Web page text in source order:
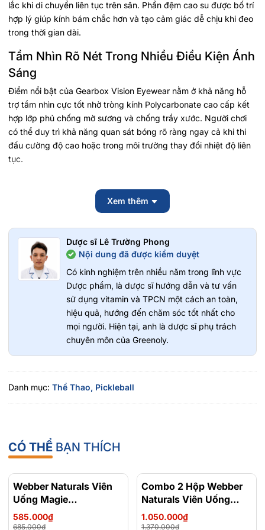
lắc khi di chuyển liên tục trên sân. Phần đệm cao su được bố trí
hợp lý giúp kính bám chắc hơn và tạo cảm giác dễ chịu khi đeo
trong thời gian dài.
Tầm Nhìn Rõ Nét Trong Nhiều Điều Kiện Ánh
Sáng
Điểm nổi bật của Gearbox Vision Eyewear nằm ở khả năng hỗ
trợ tầm nhìn cực tốt nhờ tròng kính Polycarbonate cao cấp kết
hợp lớp phủ chống mờ sương và chống trầy xước. Người chơi
có thể duy trì khả năng quan sát bóng rõ ràng ngay cả khi thi
đấu cường độ cao hoặc trong môi trường thay đổi nhiệt độ liên
tục.
sáng tiêu chuẩn
Blue Lens:
Hỗ trợ giảm chói, tăng độ rõ trong điều kiện ánh
sáng mạnh hoặc chơi ngoài trời
Smoke Lens:Thích hợp cho thời tiết nắng gắt, giúp giảm
cường độ ánh sáng
Amber Lens: Hỗ trợ cải thiện độ tương phản trong môi
trường thiếu sáng
Đạt Tiêu Chuẩn An Toàn Thể Thao Quốc Tế
Gearbox Vision Eyewear được thiết kế chú trọng đến yếu tố an
11 – tiêu chuẩn dành cho kính bảo hộ thể thao chuyên dụng.
Ngoài ra, sản phẩm còn sở hữu khả năng chống tia UV400 giúp
nguồn gốc rõ ràng và an toàn cho sức khỏe.
📍Địa chỉ:Số 36 Đường số 14 KĐT Him Lam Phường Tân Hưng
( Quận 7 cũ ) Thành phố Hồ Chí Minh
📞Hotline tư vấn: 0902 801 311
🌐Website:greenoly.vn
Xem thêm
Dược sĩ Lê Trường Phong
Nội dung đã được kiểm duyệt
Có kinh nghiệm trên nhiều năm trong lĩnh vực
Dược phẩm, là dược sĩ hướng dẫn và tư vấn
sử dụng vitamin và TPCN một cách an toàn,
hiệu quả, hướng đến chăm sóc tốt nhất cho
mọi người. Hiện tại, anh là dược sĩ phụ trách
chuyên môn của Greenoly.
Danh mục: Thể Thao, Pickleball
CÓ THỂ BẠN THÍCH
- 15%
Webber Naturals Viên
Uống Magie
Magnesium
Bisglycinate 200mg -
585.000₫
685.000₫
- 23%
Combo 2 Hộp Webber
Naturals Viên Uống
Magie Dễ Dàng Hấp
Làm Dịu Nhẹ Cho Hệ
1.050.000₫
1.370.000₫